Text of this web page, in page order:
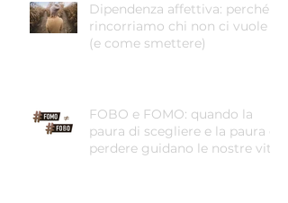
Dipendenza affettiva: perché
rincorriamo chi non ci vuole
(e come smettere)
FOBO e FOMO: quando la
paura di scegliere e la paura di
perdere guidano le nostre vite